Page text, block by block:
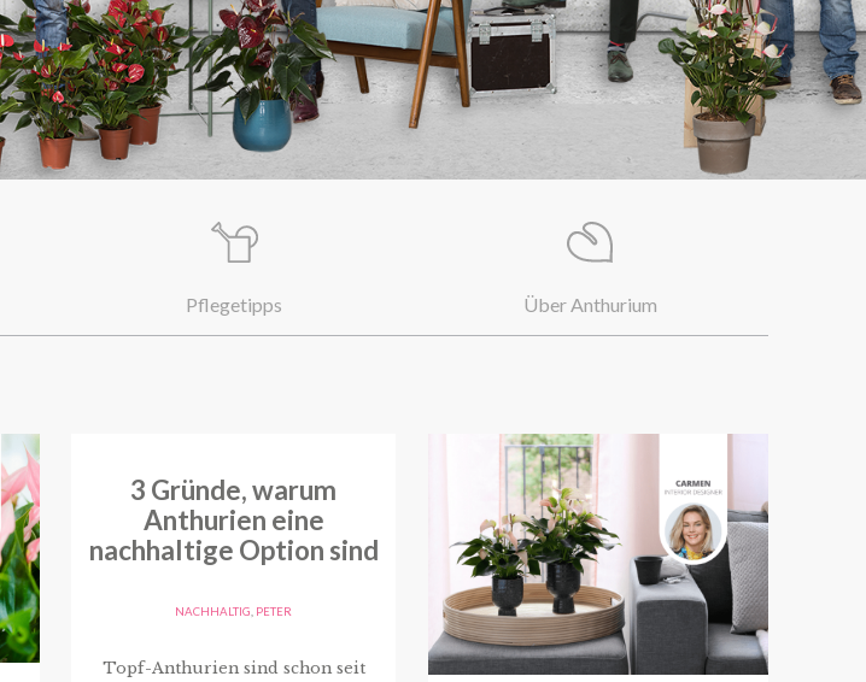
Pflegetipps Über Anthurium
3 Gründe, warum
Anthurien eine
nachhaltige Option sind
NACHHALTIG PETER
Topf-Anthurien sind schon seit